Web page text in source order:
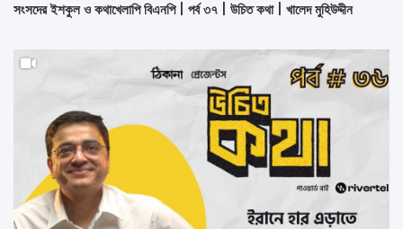
সংসদের ইশকুল ও কথাখেলাপি বিএনপি | পর্ব ৩৭ | উচিত কথা | খালেদ মুহিউদ্দীন